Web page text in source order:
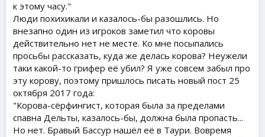
к этому часу."
Люди похихикали и казалось-бы разошлись. Но
внезапно один из игроков заметил что коровы
действительно нет не месте. Ко мне посыпались
просьбы рассказать, куда же делась корова? Неужели
таки какой-то грифер её убил? Я уже совсем забыл про
эту корову, поэтому пришлось писать новый пост 25
октября 2017 года:
"Корова-сёрфингист, которая была за пределами
спавна Дельты, казалось-бы, должна была пропасть...
Но нет. Бравый Бассур нашёл её в Таури. Вовремя